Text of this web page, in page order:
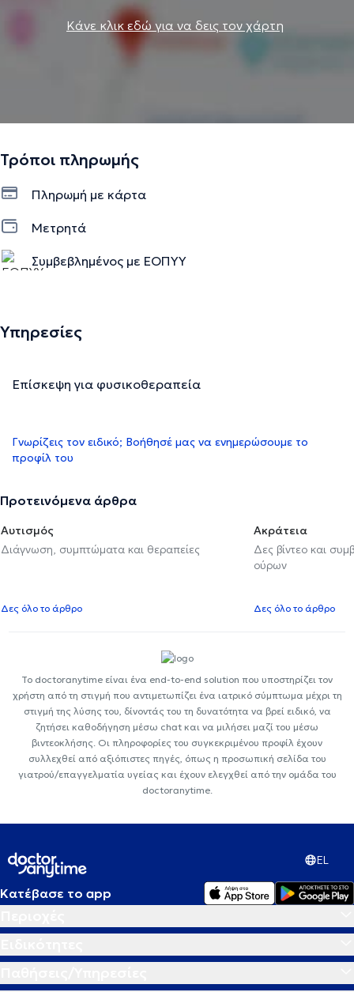
Κάνε κλικ εδώ για να δεις τον χάρτη
Τρόποι πληρωμής
Πληρωμή με κάρτα
Μετρητά
Συμβεβλημένος με ΕΟΠΥΥ
Υπηρεσίες
Επίσκεψη για φυσικοθεραπεία
Γνωρίζεις τον ειδικό; Βοήθησέ μας να ενημερώσουμε το
προφίλ του
Προτεινόμενα άρθρα
Αυτισμός
Διάγνωση, συμπτώματα και θεραπείες
Δες όλο το άρθρο
Ακράτεια
Δες βίντεο και
ούρων
Δες όλο το άρθρο
Το doctoranytime είναι ένα end-to-end solution που υποστηρίζει τον
χρήστη από τη στιγμή που αντιμετωπίζει ένα ιατρικό σύμπτωμα μέχρι τη
στιγμή της λύσης του, δίνοντάς του τη δυνατότητα να βρεί ειδικό, να
ζητήσει καθοδήγηση μέσω chat και να μιλήσει μαζί του μέσω
βιντεοκλήσης. Οι πληροφορίες του συγκεκριμένου προφίλ έχουν
συλλεχθεί από αξιόπιστες πηγές, όπως η προσωπική σελίδα του
γιατρού/επαγγελματία υγείας και έχουν ελεγχθεί από την ομάδα του
doctoranytime.
EL
Κατέβασε το app